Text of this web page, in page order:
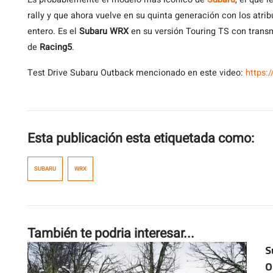
rally y que ahora vuelve en su quinta generación con los
entero. Es el Subaru WRXen su versión Touring TS con
de Racing5.
Test Drive Subaru Outback mencionado en este video:
Esta publicación esta etiquetada como:
SUBARU WRX
También te podria interesar...